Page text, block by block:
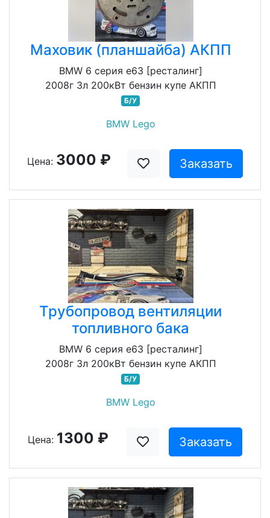
Маховик (планшайба) АКПП
BMW 6 серия e63 [ресталинг]
2008г 3л 200кВт бензин купе АКПП
Б/У
BMW Lego
Цена: 3000 ₽ Заказать
Трубопровод вентиляции
топливного бака
BMW 6 серия e63 [ресталинг]
2008г 3л 200кВт бензин купе АКПП
Б/У
BMW Lego
Цена: 1300 ₽ Заказать